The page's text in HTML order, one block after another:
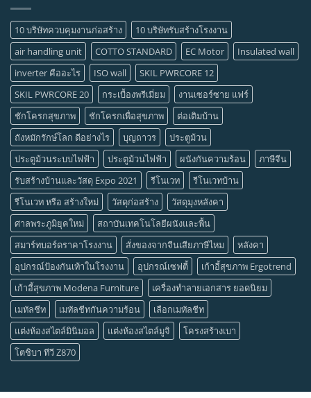
10 บริษัทควบคุมงานก่อสร้าง
10 บริษัทรับสร้างโรงงาน
air handling unit
COTTO STANDARD EC Motor
Insulated wall
inverter คืออะไร
ISO wall
SKIL PWRCORE 12
SKIL PWRCORE 20
กระเบื้องพรีเมี่ยม
งานเซอร์ซาย แฟร์
ชักโครกสุขภาพ
ชักโครกเพื่อสุขภาพ
ต่อเติมบ้าน
ถังหมักรักษ์โลก ดีอย่างไร
บุญถาวร
ประตูม้วน
ประตูม้วนระบบไฟฟ้า
ประตูม้วนไฟฟ้า ผนังกันความร้อน
ภาษีจีน
รับสร้างบ้านและวัสดุ Expo 2021
รีโนเวท
รีโนเวทบ้าน
รีโนเวท หรือ สร้างใหม่
วัสดุก่อสร้าง
วัสดุมุงหลังคา
ศาลพระภูมิยุคใหม่
สถาบันเทคโนโลยีผนังและพื้น
สมาร์ทบอร์ดราคาโรงงาน
สั่งของจากจีนเสียภาษีไหม
หลังคา
อุปกรณ์ป้องกันเท้าในโรงงาน
อุปกรณ์เซฟตี้
เก้าอี้สุขภาพ Ergotrend
เก้าอี้สุขภาพ Modena Furniture
เครื่องทำลายเอกสาร ยอดนิยม
เมทัลชีท
เมทัลชีทกันความร้อน
เลือกเมทัลชีท
แต่งห้องสไตล์มินิมอล
แต่งห้องสไตล์มูจิ
โครงสร้างเบา
โตชิบา ทีวี Z870